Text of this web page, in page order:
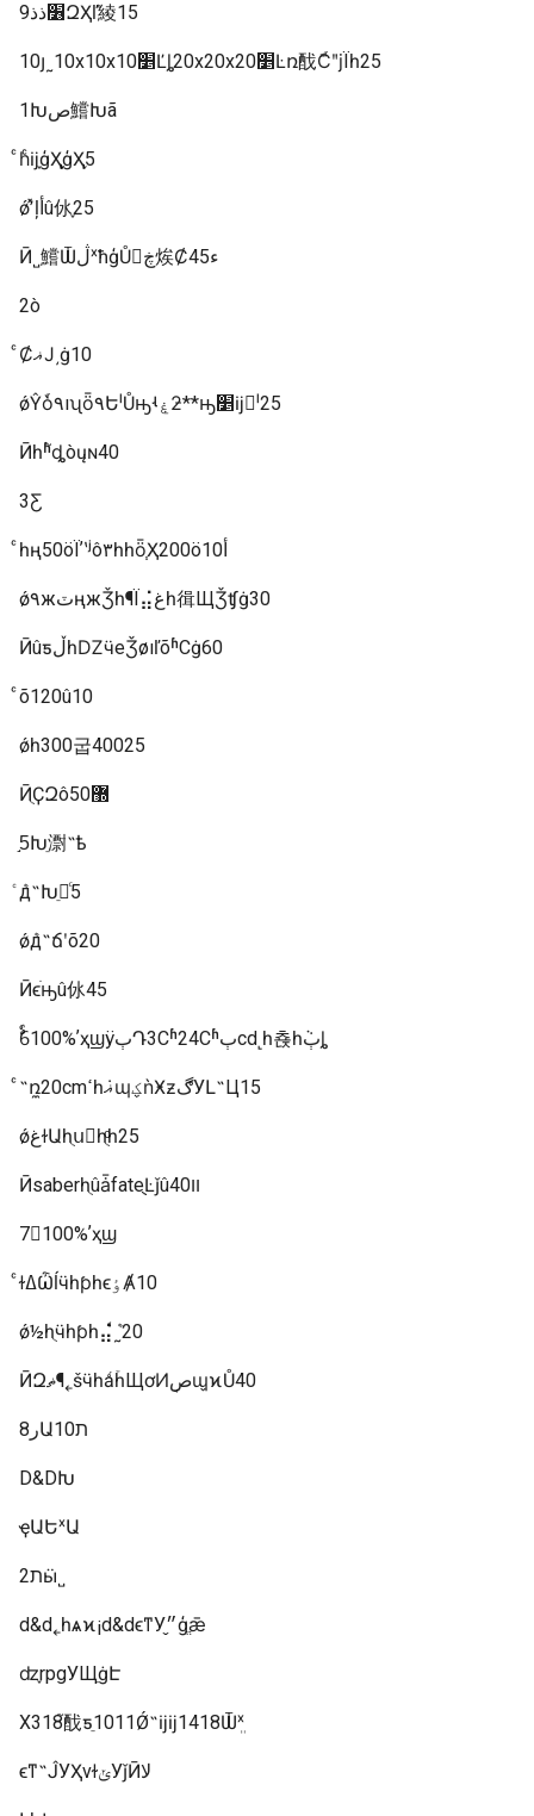
9׶ذذԶҲܶľ綾15
10յ˷10x10x10׵Ľȴ20x20x20׵Ŀռ䣬ܽСͬʺϳΪһ25
1Խص鱨Խã
ͨһͨĳ֪ģҲ֪֪ģҲ֪5
ǿʼ̽ļأû㲻֪25
Ӣ˽鱨ѾڷˣħģŮ񳣴ڿ㶼Ȼء45
2ò
ͨȻޣͿ͵ġ10
ǿŶòͬ۹ıʯȫ۹ԵˡŮԣʵۼƻ**ԣ׵ĳ󸾵ˡ25
Ӣһʱ֮ȡòųɴ40
3Ƹ
ͨһң50öΪʼʽʲô٣һһȫ֧Ҳ200öأ10
ǿ۹жٽңжǮһ¶Ϊ⣬غһ㣬ЩǮʧġ30
ӢûƽڵһǱӵеǮøıľõʱСġ60
ͨõ120û10
ǿһ300굽40025
ӢֻҪԶô޽50
5֣Խֵ㵱˵ѣ
ͨܶд˵Խֵ㵱ͨ5
ǿܶд˵ճʹõ20
Ӣϵֹԣû㲻45
6ࣨ100%ʼҳϣÿٻԴ3Сʱ24Сʱٻcd˻һ쵽һܵٻȴ
ͨ˶ռ̼20cmߵһޣܿɰؼǹӾƶڰУԼ˵Ц15
ǿغɫԱһֻսһֻͨһ25
ӢsaberһֻûǡfateֻֻĿǰûװ40
7100%ʼҳϣ
ͨɫߡѼĺӵһƥһϵٶȺ10
ǿ½һֻӵһƥһ⣬ܶ̾˷20
ӢԶޡ¶˿šӵһǻۡһЩơͶصܱɰ̬ϰŮ40
8رԱת10
D&DԽ
ҿӣԱԵˣԱ
ת2ӹ˽
d&d˿һѧϰ¡d&dϵͳУ״̬ģֱǣ
ʣ֪rpgУЩֵġԷ
Χ318֮䣬ƽֵ1011Ǿ˵ĳĳ1418Ѿܸˣ
ϵͳ˵ĴУҲνɫݵУǰӢﻻ